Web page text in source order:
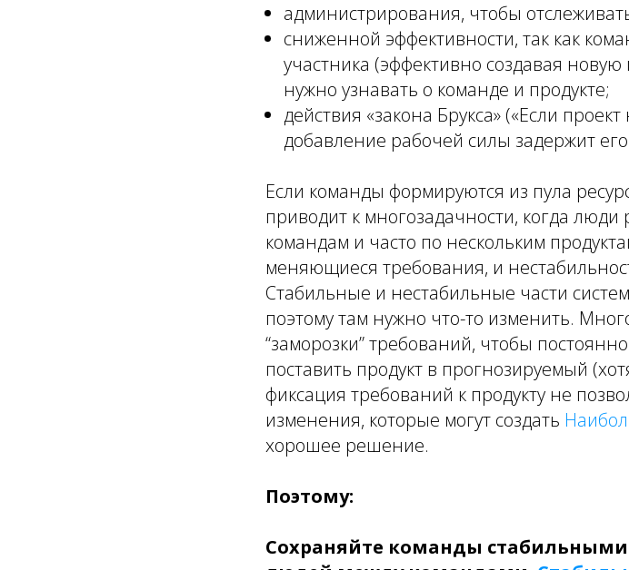
администрирования, чтобы
сниженной эффективности, так как
участника (эффективно создавая
нужно узнавать о команде и продукте;
действия «закона Брукса» («Если
добавление рабочей силы задержит
Если команды формируются из пула
приводит к многозадачности, когда
командам и часто по нескольким
меняющиеся требования, и
Стабильные и нестабильные части
поэтому там нужно что-то изменить.
“заморозки” требований, чтобы
поставить продукт в прогнозируемый
фиксация требований к продукту не
изменения, которые могут создать
хорошее решение.
Поэтому:
Сохраняйте команды стабильными